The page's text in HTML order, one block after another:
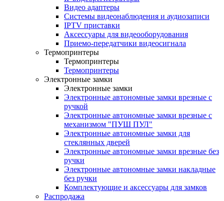
Видео адаптеры
Системы видеонаблюдения и аудиозаписи
IPTV приставки
Аксессуары для видеооборудования
Приемо-передатчики видеосигнала
Термопринтеры
Термопринтеры
Термопринтеры
Электронные замки
Электронные замки
Электронные автономные замки врезные с
ручкой
Электронные автономные замки врезные с
механизмом "ПУШ ПУЛ"
Электронные автономные замки для
стеклянных дверей
Электронные автономные замки врезные без
ручки
Электронные автономные замки накладные
без ручки
Комплектующие и аксессуары для замков
Распродажа